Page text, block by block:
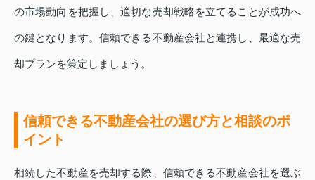
の市場動向を把握し、適切な売却戦略を立てることが成功へ
の鍵となります。信頼できる不動産会社と連携し、最適な売
却プランを策定しましょう。
信頼できる不動産会社の選び方と相談のポ
イント
相続した不動産を売却する際、信頼できる不動産会社を選ぶ